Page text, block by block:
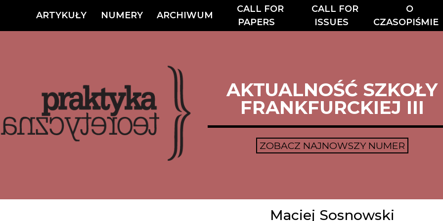
ARTYKUŁY NUMERY ARCHIWUM
CALL FOR
PAPERS
CALL FOR
ISSUES
O
CZASOPIŚMIE
AKTUALNOŚĆ SZKOŁY
FRANKFURCKIEJ III
ZOBACZ NAJNOWSZY NUMER
Maciej Sosnowski